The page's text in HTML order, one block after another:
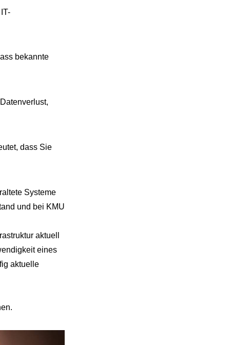
bekannte
dass Sie
Systeme
und bei KMU
aktuell
eines
aktuelle